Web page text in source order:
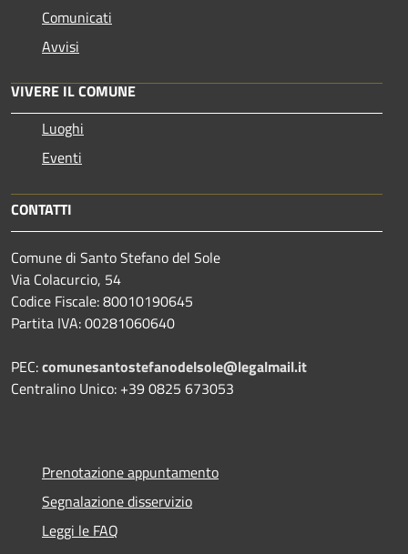
Comunicati
Avvisi
VIVERE IL COMUNE
Luoghi
Eventi
CONTATTI
Comune di Santo Stefano del Sole
Via Colacurcio, 54
Codice Fiscale: 80010190645
Partita IVA: 00281060640
PEC:comunesantostefanodelsole@legalmail.it
Centralino Unico: +39 0825 673053
Prenotazione appuntamento
Segnalazione disservizio
Leggi le FAQ